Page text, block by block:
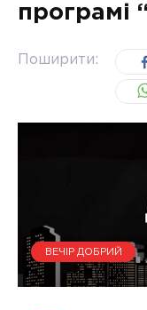
УКРАЇНА
програмі
Поширити:
ВЕЧІР ДОБРИЙ